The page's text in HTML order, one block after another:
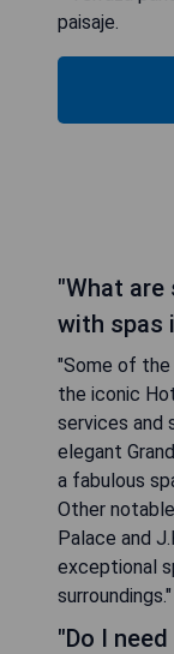
paisaje.
"What
with spas
"Some of the
the iconic
services and
elegant
a fabulous
Other
Palace and
exceptional
surroundings."
"Do I